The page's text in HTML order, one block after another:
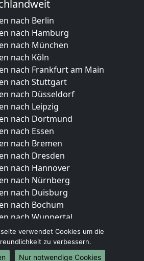
nach Berlin
nach Hamburg
nach München
nach Köln
nach Frankfurt am Main
nach Stuttgart
nach Düsseldorf
nach Leipzig
nach Dortmund
nach Essen
nach Bremen
nach Dresden
nach Hannover
nach Nürnberg
nach Duisburg
nach Bochum
nach Wuppertal
nach Bielefeld
nach Bonn
nach Münster
verwendet Cookies um die
zu verbessern.
Nur notwendige Cookies